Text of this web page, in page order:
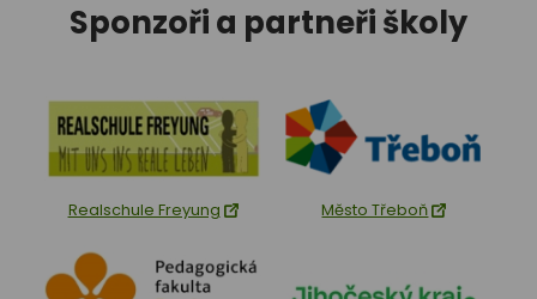
Sponzoři a partneři školy
Realschule Freyung Město Třeboň